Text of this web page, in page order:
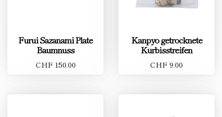
Furui Sazanami Plate
Baumnuss
CHF 150.00
Kanpyo getrocknete
Kürbisstreifen
CHF 9.00